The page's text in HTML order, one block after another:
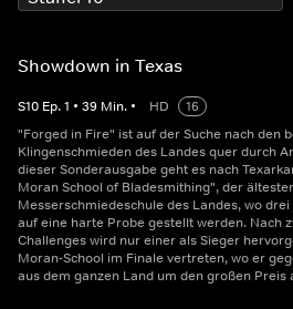
Showdown in Texas
S10 Ep.1 • 39 Min. • HD
16
"Forged in Fire" ist auf der Suche nach den
Klingenschmieden des Landes quer durch
dieser Sonderausgabe geht es nach
Moran School of Bladesmithing", der
Messerschmiedeschule des Landes, wo
auf eine harte Probe gestellt werden. Nach
Challenges wird nur einer als Sieger
Moran-School im Finale vertreten, wo er
aus dem ganzen Land um den großen Preis